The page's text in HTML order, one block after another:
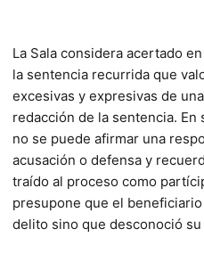
La Sala considera acertado
la sentencia recurrida que
excesivas y expresivas de
redacción de la sentencia.
no se puede afirmar una
acusación o defensa y
traído al proceso como
presupone que el
delito sino que desconoció